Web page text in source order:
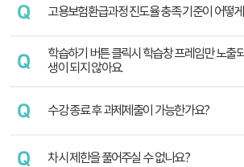
고용보험환급과정 진도율 충족 기준이 어떻
학습하기 버튼 클릭시 학습창 프레임만 노출
생이 되지 않아요.
수강 종료 후 과제제출이 가능한가요?
차시 제한을 풀어주실 수 없나요?